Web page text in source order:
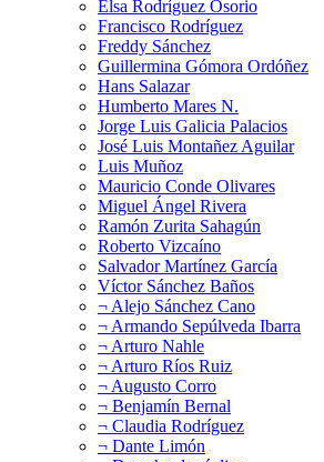
Elsa Rodríguez Osorio
Francisco Rodríguez
Freddy Sánchez
Guillermina Gómora Ordóñez
Hans Salazar
Humberto Mares N.
Jorge Luis Galicia Palacios
José Luis Montañez Aguilar
Luis Muñoz
Mauricio Conde Olivares
Miguel Ángel Rivera
Ramón Zurita Sahagún
Roberto Vizcaíno
Salvador Martínez García
Víctor Sánchez Baños
¬ Alejo Sánchez Cano
¬ Armando Sepúlveda Ibarra
¬ Arturo Nahle
¬ Arturo Ríos Ruiz
¬ Augusto Corro
¬ Benjamín Bernal
¬ Claudia Rodríguez
¬ Dante Limón